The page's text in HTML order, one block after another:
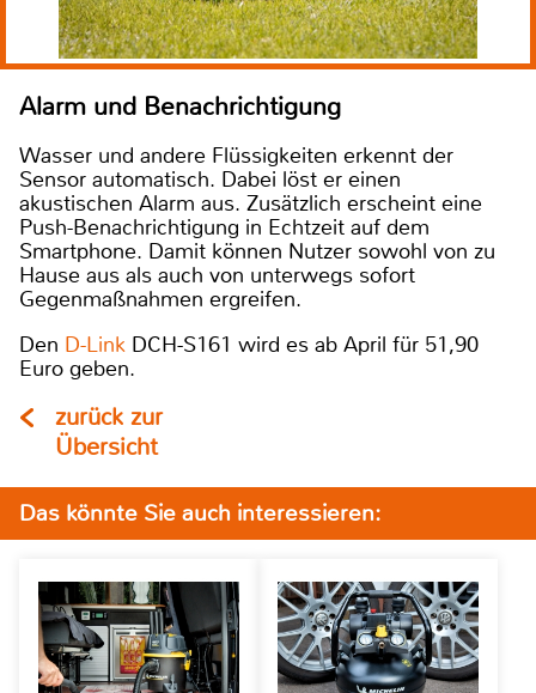
Alarm und Benachrichtigung
Wasser und andere Flüssigkeiten erkennt der
Sensor automatisch. Dabei löst er einen
akustischen Alarm aus. Zusätzlich erscheint eine
Push-Benachrichtigung in Echtzeit auf dem
Smartphone. Damit können Nutzer sowohl von zu
Hause aus als auch von unterwegs sofort
Gegenmaßnahmen ergreifen.
Den D-Link DCH-S161 wird es ab April für 51,90
Euro geben.
zurück zur
Übersicht
Das könnte Sie auch interessieren: